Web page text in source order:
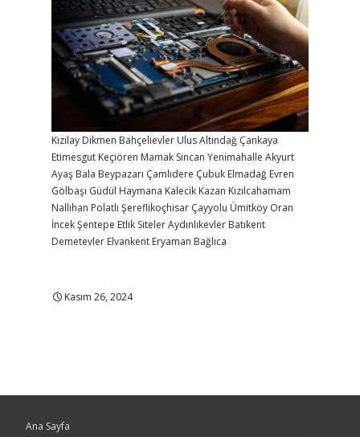
Kızılay Dikmen Bahçelievler UlusAltındağ Çankaya
Etimesgut Keçiören Mamak Sincan Yenimahalle Akyurt
Ayaş Bala Beypazarı Çamlıdere Çubuk Elmadağ Evren
Gölbaşı Güdül Haymana Kalecik Kazan Kızılcahamam
Nallıhan Polatlı Şereflikoçhisar Çayyolu Ümitköy Oran
İncekŞentepe Etlik SitelerAydınlıkevler Batıkent
Demetevler Elvankent Eryaman Bağlıca
Kasım 26, 2024
Ana Sayfa